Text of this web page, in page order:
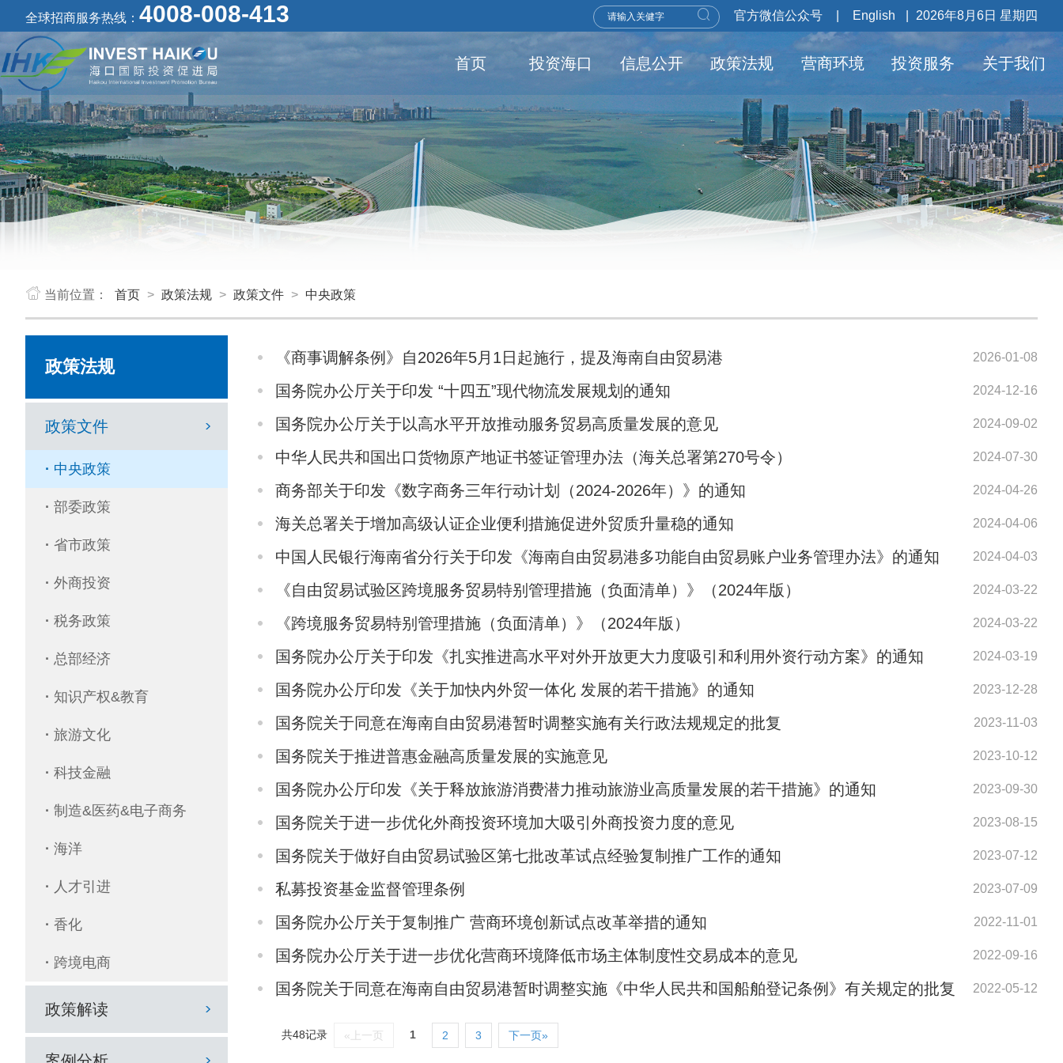
全球招商服务热线： 4008-008-413 官方微信公众号 English 2026年8月6日 星期四
首页 投资海口 信息公开 政策法规 营商环境 投资服务 关于我们
当前位置： 首页 > 政策法规 > 政策文件 > 中央政策
政策法规
政策文件
· 中央政策
· 部委政策
· 省市政策
· 外商投资
· 税务政策
· 总部经济
· 知识产权&教育
· 旅游文化
· 科技金融
· 制造&医药&电子商务
· 海洋
· 人才引进
· 香化
· 跨境电商
政策解读
2026-01-08
《商事调解条例》自2026年5月1日起施行，提及海南自由贸易港
2024-12-16
国务院办公厅关于印发 “十四五”现代物流发展规划的通知
2024-09-02
国务院办公厅关于以高水平开放推动服务贸易高质量发展的意见
2024-07-30
中华人民共和国出口货物原产地证书签证管理办法（海关总署第270号令）
2024-04-26
商务部关于印发《数字商务三年行动计划（2024-2026年）》的通知
2024-04-06
海关总署关于增加高级认证企业便利措施促进外贸质升量稳的通知
2024-04-03
中国人民银行海南省分行关于印发《海南自由贸易港多功能自由贸易账户业务管理办法》的通知
2024-03-22
《自由贸易试验区跨境服务贸易特别管理措施（负面清单）》（2024年版）
2024-03-22
《跨境服务贸易特别管理措施（负面清单）》（2024年版）
2024-03-19
国务院办公厅关于印发《扎实推进高水平对外开放更大力度吸引和利用外资行动方案》的通知
2023-12-28
国务院办公厅印发《关于加快内外贸一体化 发展的若干措施》的通知
2023-11-03
国务院关于同意在海南自由贸易港暂时调整实施有关行政法规规定的批复
2023-10-12
国务院关于推进普惠金融高质量发展的实施意见
2023-09-30
国务院办公厅印发《关于释放旅游消费潜力推动旅游业高质量发展的若干措施》的通知
2023-08-15
国务院关于进一步优化外商投资环境加大吸引外商投资力度的意见
2023-07-12
国务院关于做好自由贸易试验区第七批改革试点经验复制推广工作的通知
2023-07-09
私募投资基金监督管理条例
2022-11-01
国务院办公厅关于复制推广 营商环境创新试点改革举措的通知
2022-09-16
国务院办公厅关于进一步优化营商环境降低市场主体制度性交易成本的意见
2022-05-12
国务院关于同意在海南自由贸易港暂时调整实施《中华人民共和国船舶登记条例》有关规定的批复
共48记录 «上一页 1 2 3 下一页»